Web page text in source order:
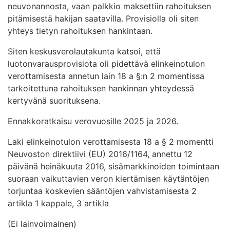
neuvonannosta, vaan palkkio maksettiin rahoituksen
pitämisestä hakijan saatavilla. Provisiolla oli siten
yhteys tietyn rahoituksen hankintaan.
Siten keskusverolautakunta katsoi, että
luotonvarausprovisiota oli pidettävä elinkeinotulon
verottamisesta annetun lain 18 a §:n 2 momentissa
tarkoitettuna rahoituksen hankinnan yhteydessä
kertyvänä suorituksena.
Ennakkoratkaisu verovuosille 2025 ja 2026.
Laki elinkeinotulon verottamisesta 18 a § 2 momentti
Neuvoston direktiivi (EU) 2016/1164, annettu 12
päivänä heinäkuuta 2016, sisämarkkinoiden toimintaan
suoraan vaikuttavien veron kiertämisen käytäntöjen
torjuntaa koskevien sääntöjen vahvistamisesta 2
artikla 1 kappale, 3 artikla
(Ei lainvoimainen)